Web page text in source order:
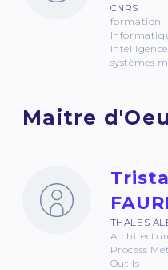
CNRS
formation ,
systèmes
Maitre
THALES
Process
Outils